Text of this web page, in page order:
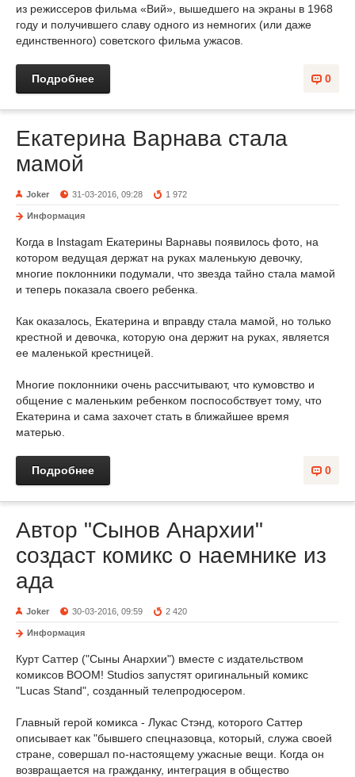
из режиссеров фильма «Вий», вышедшего на экраны в 1968
году и получившего славу одного из немногих (или даже
единственного) советского фильма ужасов.
0
Подробнее
Екатерина Варнава стала
мамой
Joker 31-03-2016, 09:28 1 972
Информация
Когда в Instagam Екатерины Варнавы появилось фото, на
котором ведущая держат на руках маленькую девочку,
многие поклонники подумали, что звезда тайно стала мамой
и теперь показала своего ребенка.
Как оказалось, Екатерина и вправду стала мамой, но только
крестной и девочка, которую она держит на руках, является
ее маленькой крестницей.
Многие поклонники очень рассчитывают, что кумовство и
общение с маленьким ребенком поспособствует тому, что
Екатерина и сама захочет стать в ближайшее время
матерью.
0
Подробнее
Автор "Сынов Анархии"
создаст комикс о наемнике из
ада
Joker 30-03-2016, 09:59 2 420
Информация
Курт Саттер ("Сыны Анархии") вместе с издательством
комиксов BOOM! Studios запустят оригинальный комикс
"Lucas Stand", созданный телепродюсером.
Главный герой комикса - Лукас Стэнд, которого Саттер
описывает как "бывшего спецназовца, который, служа своей
стране, совершал по-настоящему ужасные вещи. Когда он
возвращается на гражданку, интеграция в общество